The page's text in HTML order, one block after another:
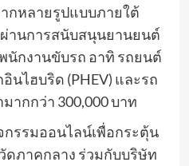
กหลายรูปแบบภายใต้
านการสนับสนุนยานยนต์
นักงานขับรถ อาทิ รถยนต์
นไฮบริด (PHEV) และรถ
ากกว่า 300,000 บาท
รรมออนไลน์เพื่อกระตุ้น
ดภาคกลาง ร่วมกับบริษัท